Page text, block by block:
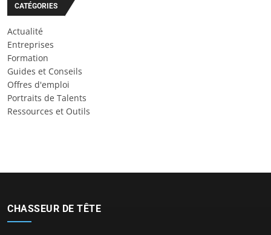
CATÉGORIES
Actualité
Entreprises
Formation
Guides et Conseils
Offres d'emploi
Portraits de Talents
Ressources et Outils
CHASSEUR DE TÊTE